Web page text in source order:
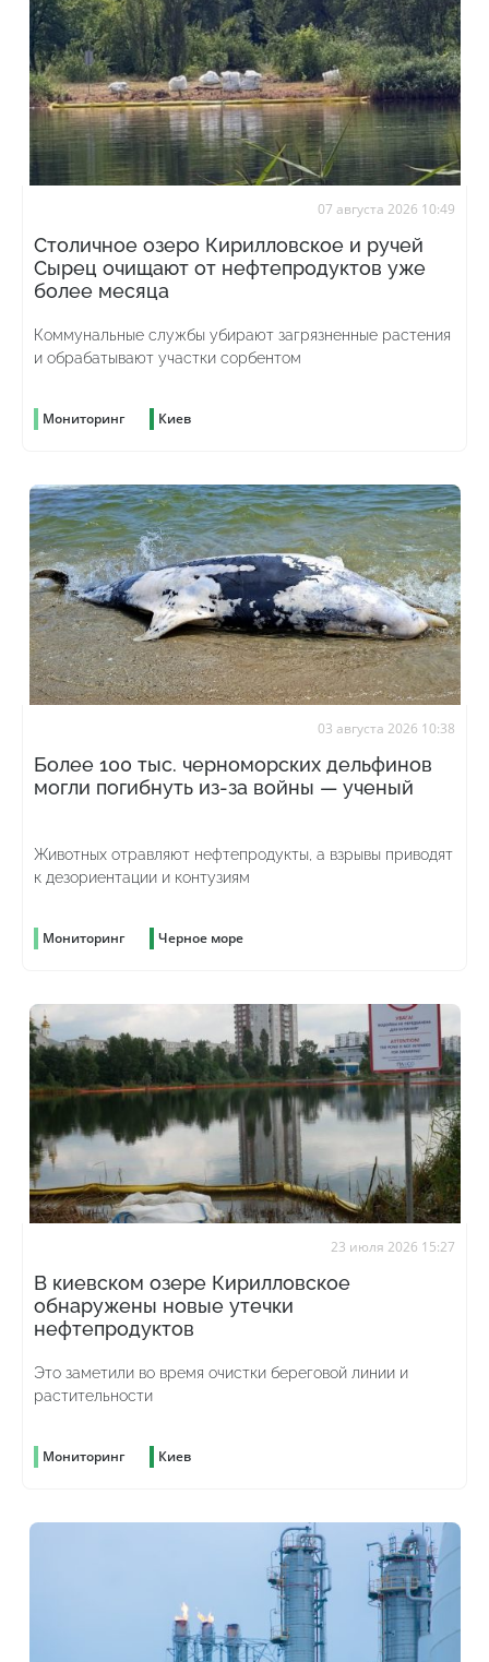
07 августа 2026 10:49
Столичное озеро Кирилловское и ручей
Сырец очищают от нефтепродуктов уже
более месяца
Коммунальные службы убирают загрязненные растения
и обрабатывают участки сорбентом
Мониторинг Киев
03 августа 2026 10:38
Более 100 тыс. черноморских дельфинов
могли погибнуть из-за войны — ученый
Животных отравляют нефтепродукты, а взрывы приводят
к дезориентации и контузиям
Мониторинг Черное море
23 июля 2026 15:27
В киевском озере Кирилловское
обнаружены новые утечки
нефтепродуктов
Это заметили во время очистки береговой линии и
растительности
Мониторинг Киев